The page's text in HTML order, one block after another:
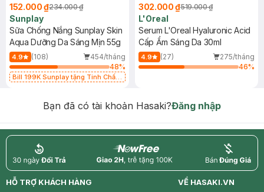
152.000 ₫234.000 ₫
Sunplay
Sữa Chống Nắng Sunplay Skin
Aqua Dưỡng Da Sáng Mịn 55g
4.9 (108)
454/tháng
48%
Bill 199K Sunplay tặng Tinh Chất
302.000 ₫519.000 ₫
L'Oreal
Serum L'Oreal Hyaluronic Acid
Cấp Ẩm Sáng Da 30ml
4.9 (27)
275/tháng
46%
Bạn đã có tài khoản Hasaki?Đăng nhập
return nowfree price
HỖ TRỢ KHÁCH HÀNG
VỀ HASAKI.VN